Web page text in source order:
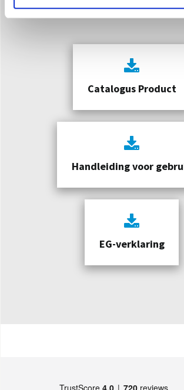
Catalogus Product
Handleiding voor
EG-verklaring